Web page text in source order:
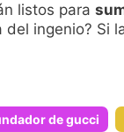
listos para
ingenio? Si
de gucci